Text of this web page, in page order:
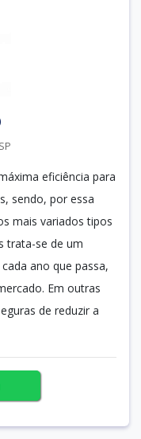
eficiência para
sendo, por essa
mais variados tipos
trata-se de um
ano que passa,
Em outras
de reduzir a